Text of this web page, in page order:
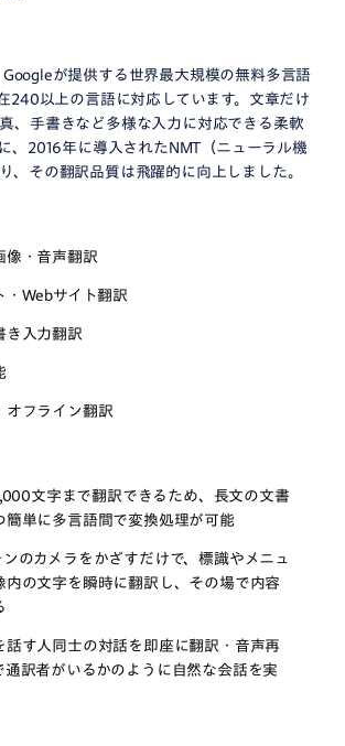
が提供する世界最大規模の無料多言語
240以上の言語に対応しています。文章だけ
、手書きなど多様な入力に対応できる柔軟
、2016年に導入されたNMT（ニューラル機
、その翻訳品質は飛躍的に向上しました。
像・音声翻訳
・Webサイト翻訳
き入力翻訳
オフライン翻訳
文字まで翻訳できるため、長文の文書
簡単に多言語間で変換処理が可能
ンのカメラをかざすだけで、標識やメニュ
内の文字を瞬時に翻訳し、その場で内容
話す人同士の対話を即座に翻訳・音声再
通訳者がいるかのように自然な会話を実